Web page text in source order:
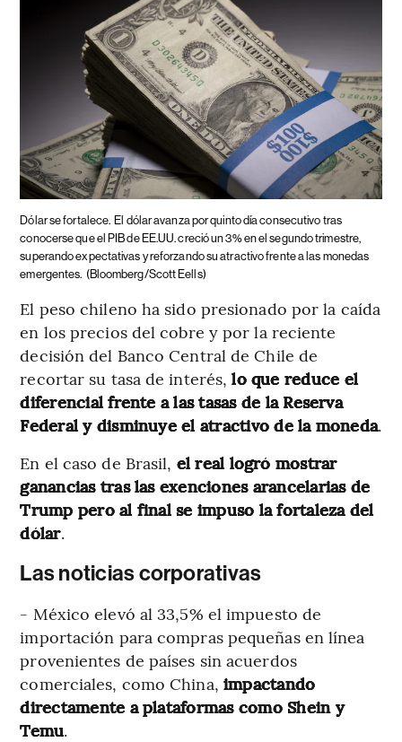
Dólar se fortalece. El dólar avanza por quinto día consecutivo tras
conocerse que el PIB de EE.UU. creció un 3% en el segundo trimestre,
superando expectativas y reforzando su atractivo frente a las monedas
emergentes. (Bloomberg/Scott Eells)
El peso chileno ha sido presionado por la caída
en los precios del cobre y por la reciente
decisión del Banco Central de Chile de
recortar su tasa de interés,lo que reduce el
diferencial frente a las tasas de la Reserva
Federal y disminuye el atractivo de la moneda.
En el caso de Brasil, el real logró mostrar
ganancias tras las exenciones arancelarias de
Trump pero al final se impuso la fortaleza del
dólar.
Las noticias corporativas
- México elevó al 33,5% el impuesto de
importación para compras pequeñas en línea
provenientes de países sin acuerdos
comerciales, como China, impactando
directamente a plataformas como Shein y
Temu.